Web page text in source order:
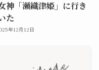
神「瀬織津姫」に行き
た
年12月12日